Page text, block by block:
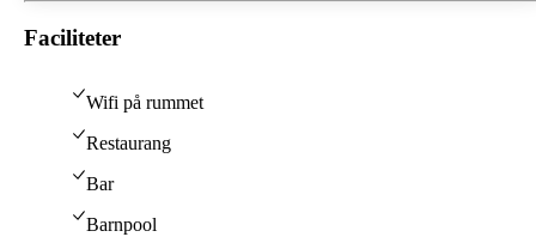
Faciliteter
Wifi på rummet
Restaurang
Bar
Barnpool